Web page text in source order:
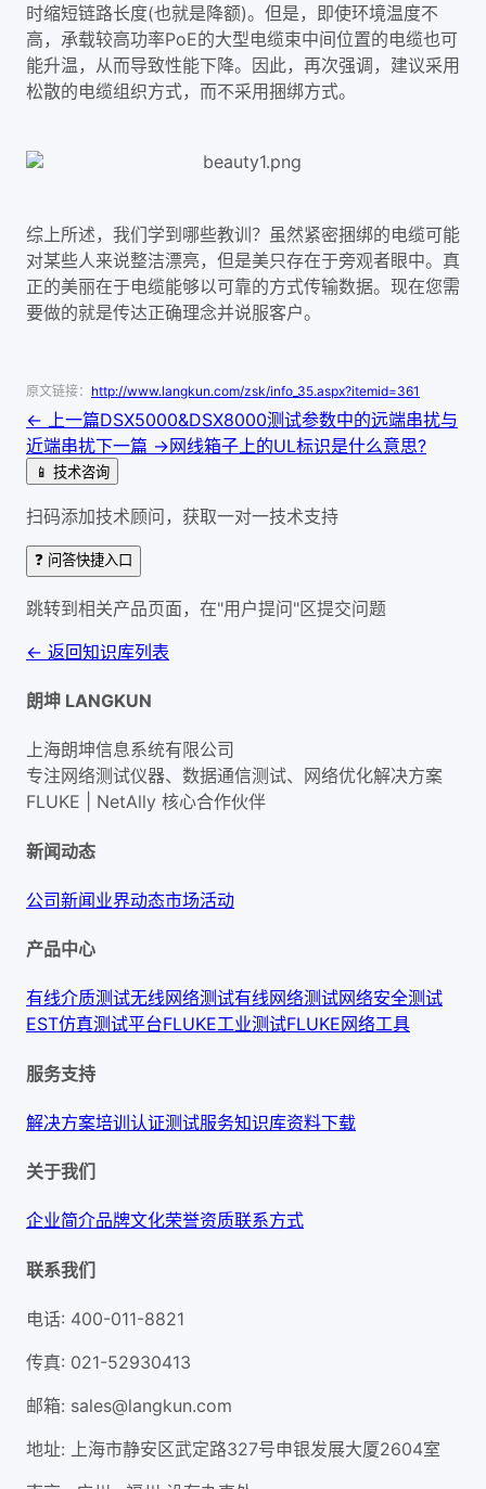
时缩短链路长度(也就是降额)。但是，即使环境温度不
高，承载较高功率PoE的大型电缆束中间位置的电缆也可
能升温，从而导致性能下降。因此，再次强调，建议采用
松散的电缆组织方式，而不采用捆绑方式。
综上所述，我们学到哪些教训？虽然紧密捆绑的电缆可能
对某些人来说整洁漂亮，但是美只存在于旁观者眼中。真
正的美丽在于电缆能够以可靠的方式传输数据。现在您需
要做的就是传达正确理念并说服客户。
原文链接： http://www.langkun.com/zsk/info_35.aspx?itemid=361
← 上一篇DSX5000&DSX8000测试参数中的远端串扰与
近端串扰下一篇 →网线箱子上的UL标识是什么意思?
📱 技术咨询
扫码添加技术顾问，获取一对一技术支持
❓ 问答快捷入口
跳转到相关产品页面，在"用户提问"区提交问题
← 返回知识库列表
朗坤 LANGKUN
上海朗坤信息系统有限公司
专注网络测试仪器、数据通信测试、网络优化解决方案
FLUKE | NetAlly 核心合作伙伴
新闻动态
公司新闻业界动态市场活动
产品中心
有线介质测试无线网络测试有线网络测试网络安全测试
EST仿真测试平台FLUKE工业测试FLUKE网络工具
服务支持
解决方案培训认证测试服务知识库资料下载
关于我们
企业简介品牌文化荣誉资质联系方式
联系我们
电话: 400-011-8821
传真: 021-52930413
邮箱: sales@langkun.com
地址: 上海市静安区武定路327号申银发展大厦2604室